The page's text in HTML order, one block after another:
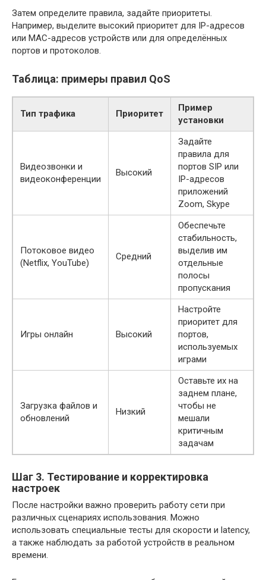
Затем определите правила, задайте приоритеты.
Например, выделите высокий приоритет для IP-адресов
или MAC-адресов устройств или для определённых
портов и протоколов.
Таблица: примеры правил QoS
Тип трафика Приоритет
Пример
установки
Видеозвонки и
видеоконференции
Высокий
Задайте
правила для
портов SIP или
IP-адресов
приложений
Zoom, Skype
Потоковое видео
(Netflix, YouTube)
Средний
Обеспечьте
стабильность,
выделив им
отдельные
полосы
пропускания
Игры онлайн Высокий
Настройте
приоритет для
портов,
используемых
играми
Загрузка файлов и
обновлений
Низкий
Оставьте их на
заднем плане,
чтобы не
мешали
критичным
задачам
Шаг 3. Тестирование и корректировка
настроек
После настройки важно проверить работу сети при
различных сценариях использования. Можно
использовать специальные тесты для скорости и latency,
а также наблюдать за работой устройств в реальном
времени.